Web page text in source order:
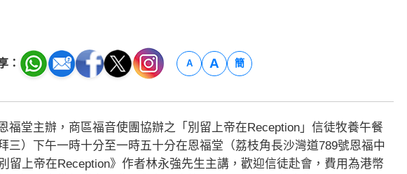
： A A 簡
堂主辦，商區福音使團協辦之「別留上帝在Reception」信徒牧養午餐
三）下午一時十分至一時五十分在恩福堂（荔枝角長沙灣道789號恩福中
留上帝在Reception》作者林永強先生主講，歡迎信徒赴會，費用為港幣